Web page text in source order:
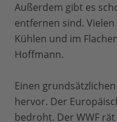
Außerdem gibt es
entfernen sind.
Kühlen und im
Hoffmann.
Einen
hervor. Der
bedroht. Der WWF